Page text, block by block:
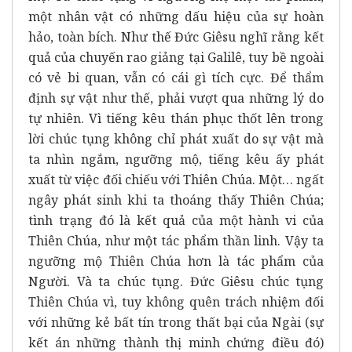
một nhân vật có những dấu hiệu của sự hoàn
hảo, toàn bích. Như thế Đức Giêsu nghĩ rằng kết
quả của chuyến rao giảng tại Galilê, tuy bề ngoài
có vẻ bi quan, vẫn có cái gì tích cực. Để thẩm
định sự vật như thế, phải vượt qua những lý do
tự nhiên. Vì tiếng kêu thán phục thốt lên trong
lời chúc tụng không chỉ phát xuất do sự vật mà
ta nhìn ngắm, ngưỡng mộ, tiếng kêu ấy phát
xuất từ việc đối chiếu với Thiên Chúa. Một… ngất
ngây phát sinh khi ta thoáng thấy Thiên Chúa;
tình trạng đó là kết quả của một hành vi của
Thiên Chúa, như một tác phẩm thần linh. Vậy ta
ngưỡng mộ Thiên Chúa hơn là tác phẩm của
Người. Và ta chúc tụng. Đức Giêsu chúc tụng
Thiên Chúa vì, tuy không quên trách nhiệm đối
với những kẻ bất tín trong thất bại của Ngài (sự
kết án những thành thị minh chứng điều đó)